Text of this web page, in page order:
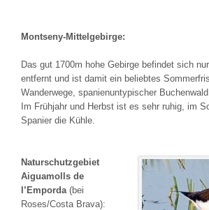
Montseny-Mittelgebirge:
Das gut 1700m hohe Gebirge befindet sich
entfernt und ist damit ein beliebtes
Wanderwege, spanienuntypischer
Im Frühjahr und Herbst ist es sehr ruhig, im
Spanier die Kühle.
Naturschutzgebiet
Aiguamolls de
l’Emporda (bei
Roses/Costa Brava):